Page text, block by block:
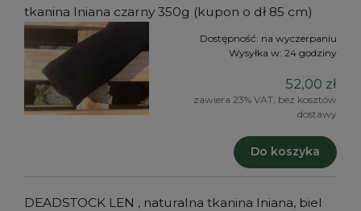
tkanina lniana czarny 350g (kupon o dł 85 cm)
Dostępność: na wyczerpaniu
Wysyłka w: 24 godziny
52,00 zł
zawiera 23% VAT, bez kosztów
dostawy
Do koszyka
DEADSTOCK LEN , naturalna tkanina lniana, biel